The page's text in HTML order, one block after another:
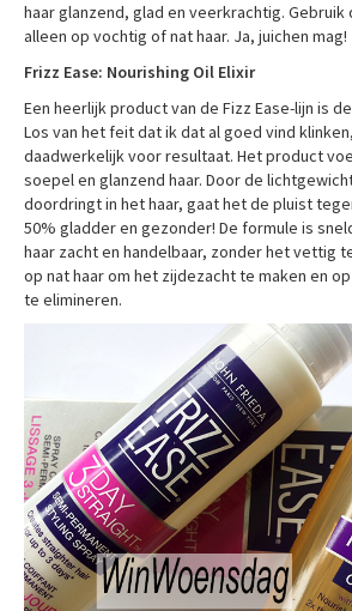
haar glanzend, glad en veerkrachtig.
alleen op vochtig of nat haar. Ja, juichen mag!
Frizz Ease: Nourishing Oil Elixir
Een heerlijk product van de Fizz Ease-lijn is
Los van het feit dat ik dat al goed vind
daadwerkelijk voor resultaat. Het product
soepel en glanzend haar. Door de
doordringt in het haar, gaat het de pluist
50% gladder en gezonder! De formule is
haar zacht en handelbaar, zonder het vettig
op nat haar om het zijdezacht te maken en
te elimineren.